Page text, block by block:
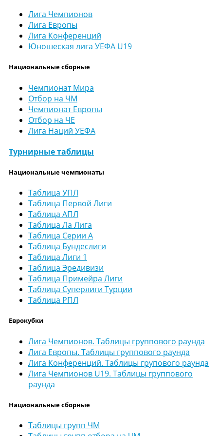
Лига Чемпионов
Лига Европы
Лига Конференций
Юношеская лига УЕФА U19
Национальные сборные
Чемпионат Мира
Отбор на ЧМ
Чемпионат Европы
Отбор на ЧЕ
Лига Наций УЕФА
Турнирные таблицы
Национальные чемпионаты
Таблица УПЛ
Таблица Первой Лиги
Таблица АПЛ
Таблица Ла Лига
Таблица Серии А
Таблица Бундеслиги
Таблица Лиги 1
Таблица Эредивизи
Таблица Примейра Лиги
Таблица Суперлиги Турции
Таблица РПЛ
Еврокубки
Лига Чемпионов. Таблицы группового раунда
Лига Европы. Таблицы группового раунда
Лига Конференций. Таблицы групового раунда
Лига Чемпионов U19. Таблицы группового
раунда
Национальные сборные
Таблицы групп ЧМ